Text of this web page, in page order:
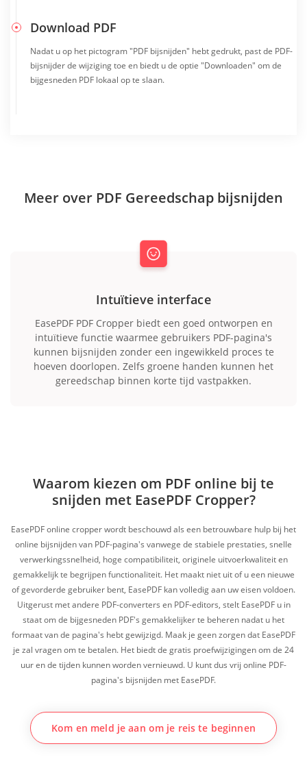
Download PDF
Nadat u op het pictogram "PDF bijsnijden" hebt gedrukt, past de PDF-
bijsnijder de wijziging toe en biedt u de optie "Downloaden" om de
bijgesneden PDF lokaal op te slaan.
Meer over PDF Gereedschap bijsnijden
Intuïtieve interface
EasePDF PDF Cropper biedt een goed ontworpen en
intuïtieve functie waarmee gebruikers PDF-pagina's
kunnen bijsnijden zonder een ingewikkeld proces te
hoeven doorlopen. Zelfs groene handen kunnen het
gereedschap binnen korte tijd vastpakken.
Waarom kiezen om PDF online bij te
snijden met EasePDF Cropper?
EasePDF online cropper wordt beschouwd als een betrouwbare hulp bij het
online bijsnijden van PDF-pagina's vanwege de stabiele prestaties, snelle
verwerkingssnelheid, hoge compatibiliteit, originele uitvoerkwaliteit en
gemakkelijk te begrijpen functionaliteit. Het maakt niet uit of u een nieuwe
of gevorderde gebruiker bent, EasePDF kan volledig aan uw eisen voldoen.
Uitgerust met andere PDF-converters en PDF-editors, stelt EasePDF u in
staat om de bijgesneden PDF's gemakkelijker te beheren nadat u het
formaat van de pagina's hebt gewijzigd. Maak je geen zorgen dat EasePDF
je zal vragen om te betalen. Het biedt de gratis proefwijzigingen om de 24
uur en de tijden kunnen worden vernieuwd. U kunt dus vrij online PDF-
pagina's bijsnijden met EasePDF.
Kom en meld je aan om je reis te beginnen